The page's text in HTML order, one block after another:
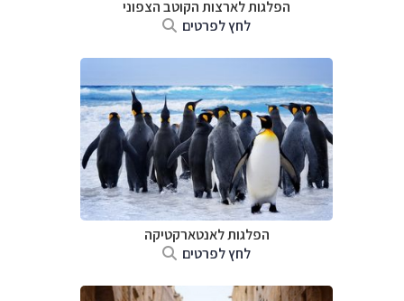
הפלגות לארצות הקוטב הצפוני
לחץ לפרטים
הפלגות לאנטארקטיקה
לחץ לפרטים